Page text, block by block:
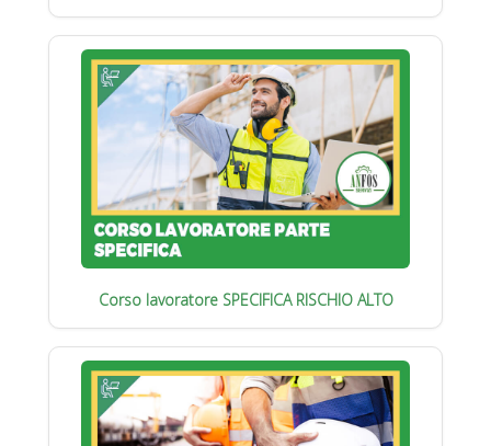
Corso lavoratore SPECIFICA RISCHIO ALTO